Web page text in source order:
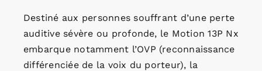
Destiné aux personnes souffrant d’une perte
auditive sévère ou profonde, le Motion 13P Nx
embarque notamment l’OVP (reconnaissance
différenciée de la voix du porteur), la